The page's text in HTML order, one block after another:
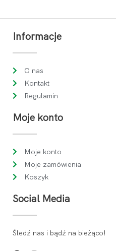
Informacje
O nas
Kontakt
Regulamin
Moje konto
Moje konto
Moje zamówienia
Koszyk
Social Media
Śledź nas i bądź na bieżąco!